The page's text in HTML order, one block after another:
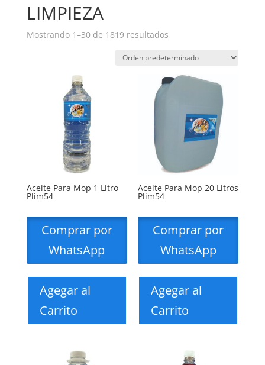
LIMPIEZA
Mostrando 1–30 de 1819 resultados
Aceite Para Mop 1 Litro
Plim54
Comprar por
WhatsApp
Agegar al
Carrito
Aceite Para Mop 20 Litros
Plim54
Comprar por
WhatsApp
Agegar al
Carrito